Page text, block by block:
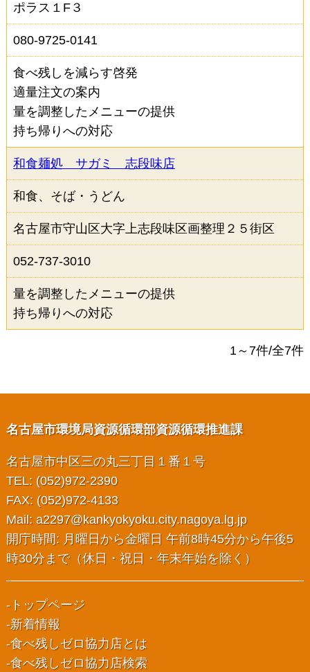
ポラス１F３
080-9725-0141
食べ残しを減らす啓発
適量注文の案内
量を調整したメニューの提供
持ち帰りへの対応
和食麺処 サガミ 志段味店
和食、そば・うどん
名古屋市守山区大字上志段味区画整理２５街区
052-737-3010
量を調整したメニューの提供
持ち帰りへの対応
1～7件/全7件
名古屋市環境局資源循環部資源循環推進課
名古屋市中区三の丸三丁目１番１号
TEL: (052)972-2390
FAX: (052)972-4133
Mail: a2297@kankyokyoku.city.nagoya.lg.jp
開庁時間: 月曜日から金曜日 午前8時45分から午後5
時30分まで（休日・祝日・年末年始を除く）
トップページ
新着情報
食べ残しゼロ協力店とは
食べ残しゼロ協力店検索